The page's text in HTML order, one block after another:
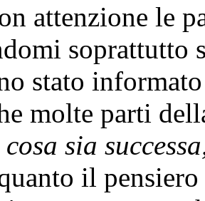
attenzione le
stato
molte parti
sia
il